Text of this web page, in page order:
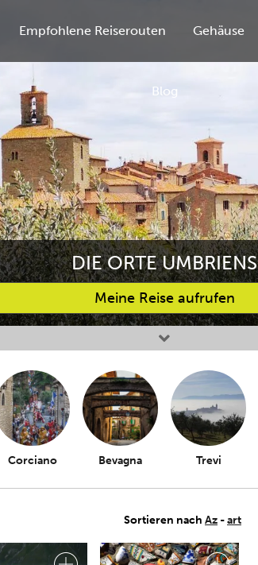
Empfohlene Reiserouten Gehäuse
Blog
DIE ORTE UMBRIENS
Meine Reise aufrufen
Corciano Bevagna Trevi
Sortieren nach Az -art